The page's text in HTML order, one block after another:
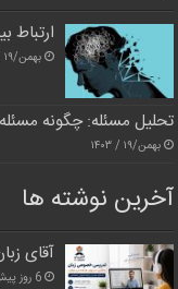
بهمن/۱۹ / ۱۴۰۳
تحلیل مسئله: چگونه
بهمن/۱۹ / ۱۴۰۳
آخرین نوشته ها
آقای
6 روز پیش